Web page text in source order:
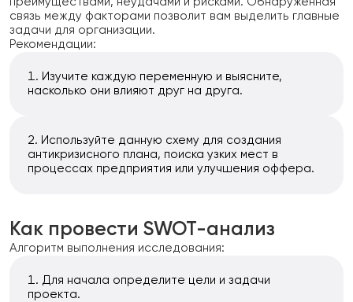
связь между факторами позволит вам выделить главные
задачи для организации.
Рекомендации:
Изучите каждую переменную и выясните,
насколько они влияют друг на друга.
Используйте данную схему для создания
антикризисного плана, поиска узких мест в
процессах предприятия или улучшения оффера.
Как провести SWOT-анализ
Алгоритм выполнения исследования:
Для начала определите цели и задачи
проекта.